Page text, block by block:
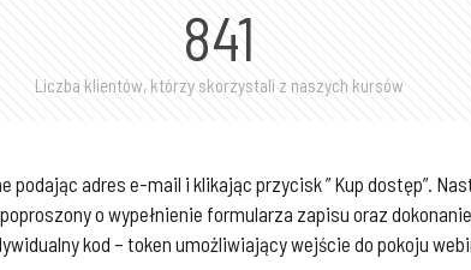
841
Liczba klientów, którzy skorzystali z naszych kursów
podając adres e-mail i klikając przycisk ” Kup dostęp”.
o wypełnienie formularza zapisu oraz
kod – token umożliwiający wejście do pokoju